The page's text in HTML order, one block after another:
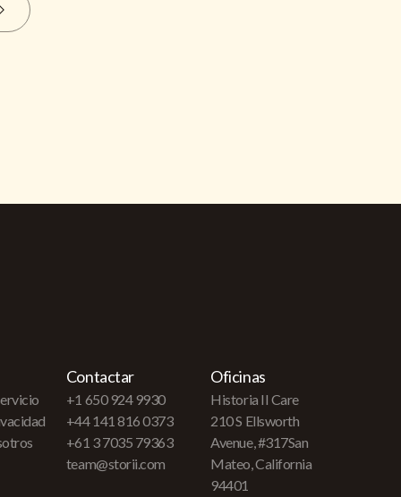
Contactar
+1 650 924 9930
+44 141 816 0373
+61 3 7035 79363
team@storii.com
Oficinas
Historia II Care
210 S Ellsworth
Avenue, #317San
Mateo, California
94401